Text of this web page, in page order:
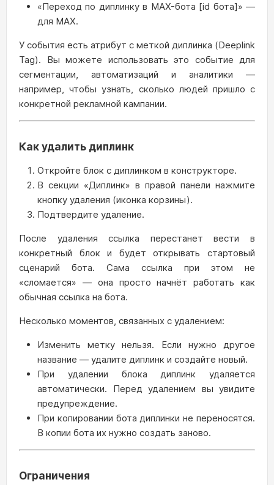
«Переход по диплинку в MAX-бота [id бота]» —
для MAX.
У события есть атрибут с меткой диплинка (Deeplink
Tag). Вы можете использовать это событие для
сегментации, автоматизаций и аналитики —
например, чтобы узнать, сколько людей пришло с
конкретной рекламной кампании.
Как удалить диплинк
Откройте блок с диплинком в конструкторе.
В секции «Диплинк» в правой панели нажмите
кнопку удаления (иконка корзины).
Подтвердите удаление.
После удаления ссылка перестанет вести в
конкретный блок и будет открывать стартовый
сценарий бота. Сама ссылка при этом не
«сломается» — она просто начнёт работать как
обычная ссылка на бота.
Несколько моментов, связанных с удалением:
Изменить метку нельзя. Если нужно другое
название — удалите диплинк и создайте новый.
При удалении блока диплинк удаляется
автоматически. Перед удалением вы увидите
предупреждение.
При копировании бота диплинки не переносятся.
В копии бота их нужно создать заново.
Ограничения